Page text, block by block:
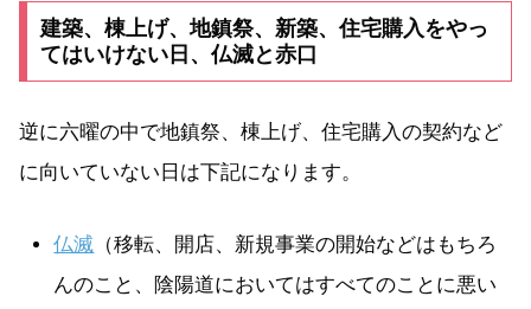
建築、棟上げ、地鎮祭、新築、住宅購入をやっ
てはいけない日、仏滅と赤口
逆に六曜の中で地鎮祭、棟上げ、住宅購入の契約など
に向いていない日は下記になります。
仏滅 （移転、開店、新規事業の開始などはもちろ
んのこと、陰陽道においてはすべてのことに悪い